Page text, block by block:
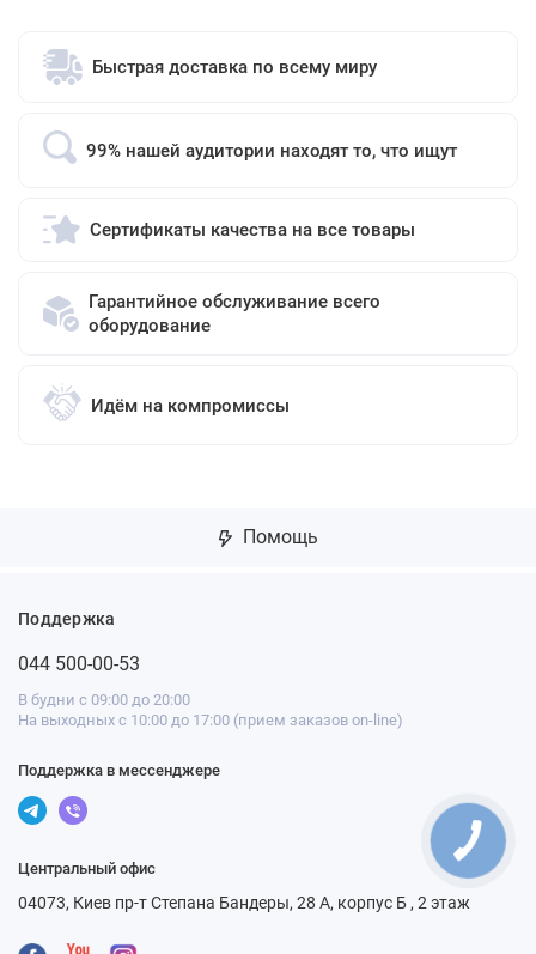
Быстрая доставка по всему миру
99% нашей аудитории находят то, что ищут
Сертификаты качества на все товары
Гарантийное обслуживание всего
оборудование
Идём на компромиссы
Помощь
Поддержка
044 500-00-53
В будни с 09:00 до 20:00
На выходных с 10:00 до 17:00 (прием заказов on-line)
Поддержка в мессенджере
Центральный офис
04073, Киев пр-т Степана Бандеры, 28 А, корпус Б , 2 этаж